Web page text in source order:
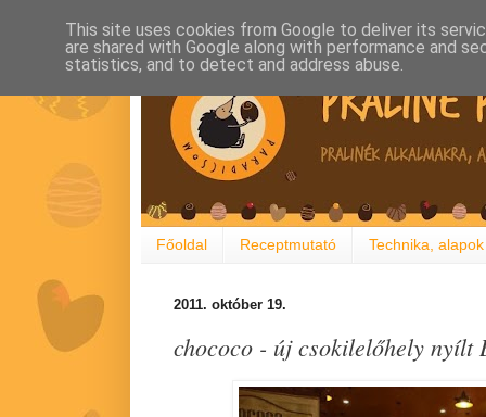
Főoldal Receptmutató Technika, alapok
2011. október 19.
chococo - új csokilelőhely nyílt
This site uses cookies from Google to deliver its
are shared with Google along with performance and
statistics, and to detect and address abuse.